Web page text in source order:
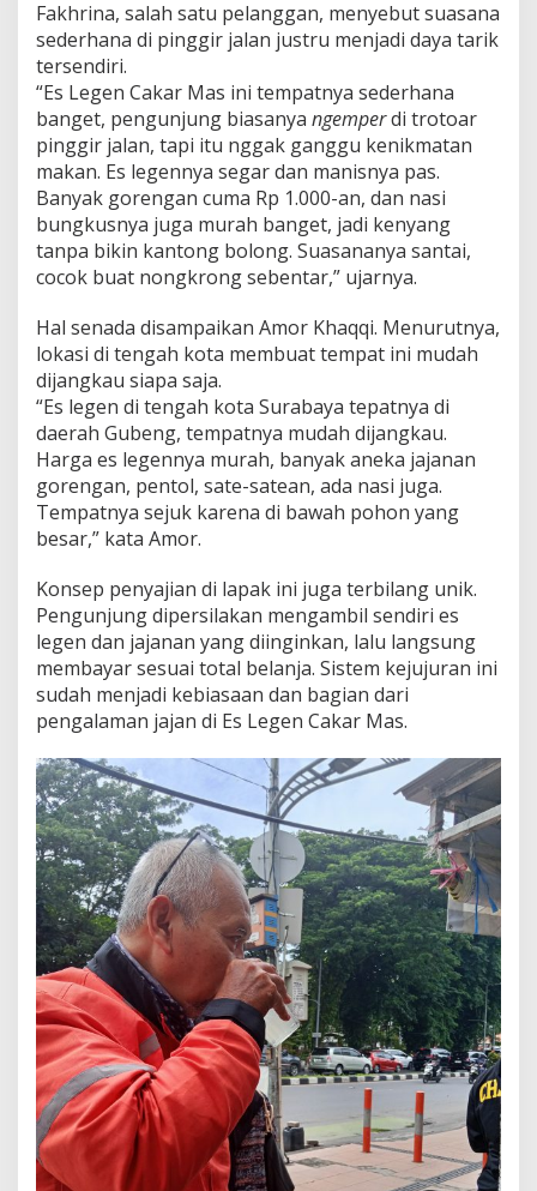
Fakhrina, salah satu pelanggan, menyebut suasana
sederhana di pinggir jalan justru menjadi daya tarik
tersendiri.
“Es Legen Cakar Mas ini tempatnya sederhana
banget, pengunjung biasanya ngemperdi trotoar
pinggir jalan, tapi itu nggak ganggu kenikmatan
makan. Es legennya segar dan manisnya pas.
Banyak gorengan cuma Rp 1.000-an, dan nasi
bungkusnya juga murah banget, jadi kenyang
tanpa bikin kantong bolong. Suasananya santai,
cocok buat nongkrong sebentar,” ujarnya.
Hal senada disampaikan Amor Khaqqi. Menurutnya,
lokasi di tengah kota membuat tempat ini mudah
dijangkau siapa saja.
“Es legen di tengah kota Surabaya tepatnya di
daerah Gubeng, tempatnya mudah dijangkau.
Harga es legennya murah, banyak aneka jajanan
gorengan, pentol, sate-satean, ada nasi juga.
Tempatnya sejuk karena di bawah pohon yang
besar,” kata Amor.
Konsep penyajian di lapak ini juga terbilang unik.
Pengunjung dipersilakan mengambil sendiri es
legen dan jajanan yang diinginkan, lalu langsung
membayar sesuai total belanja. Sistem kejujuran ini
sudah menjadi kebiasaan dan bagian dari
pengalaman jajan di Es Legen Cakar Mas.